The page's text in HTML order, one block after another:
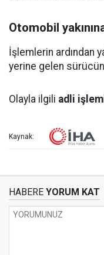
Otomobil
İşlemlerin ardından
yerine gelen
Olayla ilgili adli
Kaynak:
HABERE YORUM KAT